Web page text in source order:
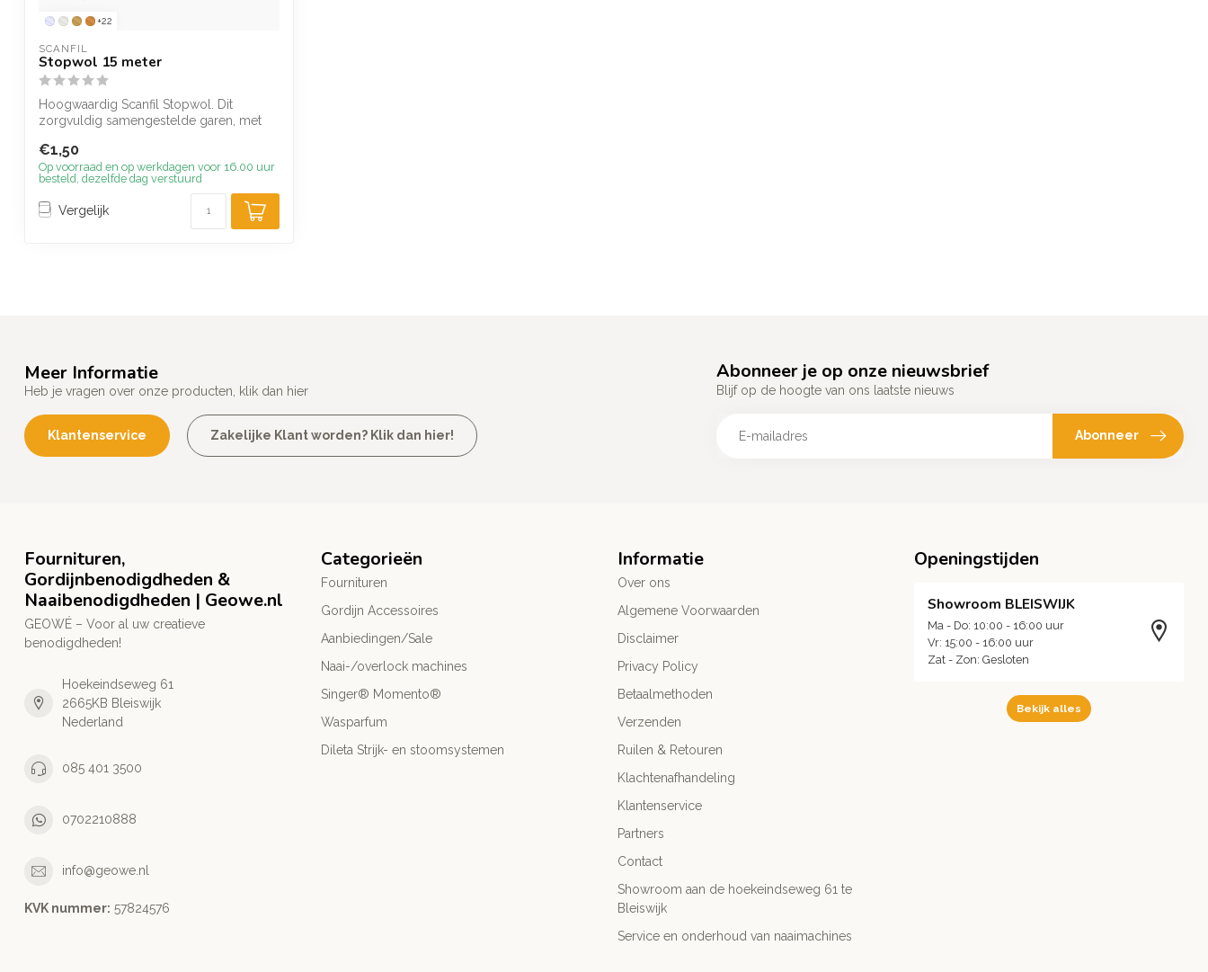
+22
SCANFIL
Stopwol 15 meter
Hoogwaardig Scanfil Stopwol. Dit
zorgvuldig samengestelde garen, met
€1,50
Op voorraad en op werkdagen voor 16.00 uur
besteld, dezelfde dag verstuurd
Vergelijk
Meer Informatie
Heb je vragen over onze producten, klik dan hier
Klantenservice Zakelijke Klant worden? Klik dan hier!
Abonneer je op onze nieuwsbrief
Blijf op de hoogte van ons laatste nieuws
Abonneer
Fournituren,
Gordijnbenodigdheden &
Naaibenodigdheden | Geowe.nl
GEOWÉ – Voor al uw creatieve
benodigdheden!
Hoekeindseweg 61
2665KB Bleiswijk
Nederland
085 401 3500
0702210888
info@geowe.nl
KVK nummer: ‭57824576‬
Categorieën
Fournituren
Gordijn Accessoires
Aanbiedingen/Sale
Naai-/overlock machines
Singer® Momento®
Wasparfum
Dileta Strijk- en stoomsystemen
Informatie
Over ons
Algemene Voorwaarden
Disclaimer
Privacy Policy
Betaalmethoden
Verzenden
Ruilen & Retouren
Klachtenafhandeling
Klantenservice
Partners
Contact
Showroom aan de hoekeindseweg 61 te
Bleiswijk
Service en onderhoud van naaimachines
Openingstijden
Showroom BLEISWIJK
Ma - Do: 10:00 - 16:00 uur
Vr: 15:00 - 16:00 uur
Zat - Zon: Gesloten
Bekijk alles